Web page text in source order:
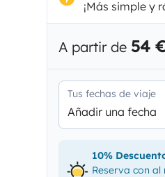
¡Más simple y
A partir de 54 €
Tus fechas de viaje
Añadir una fecha
10%
Reserva con al